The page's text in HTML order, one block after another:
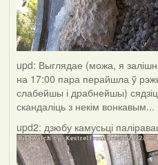
upd: Выглядае (можа, я
на 17:00 пара перайшла ў
слабейшы і драбнейшы)
скандаліць з некім вонкавым...
upd2: дзюбу камусьці